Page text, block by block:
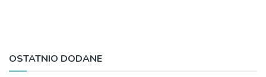
OSTATNIO DODANE